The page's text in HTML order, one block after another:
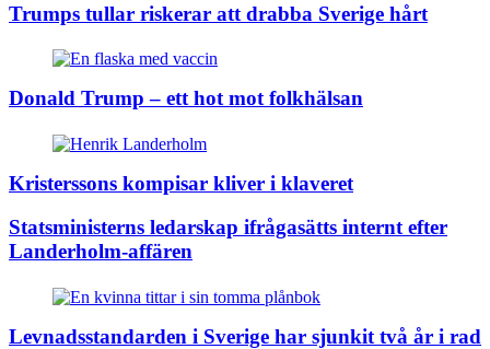
Trumps tullar riskerar att drabba Sverige hårt
Donald Trump – ett hot mot folkhälsan
Kristerssons kompisar kliver i klaveret
Statsministerns ledarskap ifrågasätts internt efter
Landerholm-affären
Levnadsstandarden i Sverige har sjunkit två år i rad